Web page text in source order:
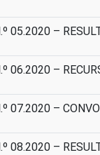
05.2020 –
06.2020 –
07.2020 –
08.2020 –